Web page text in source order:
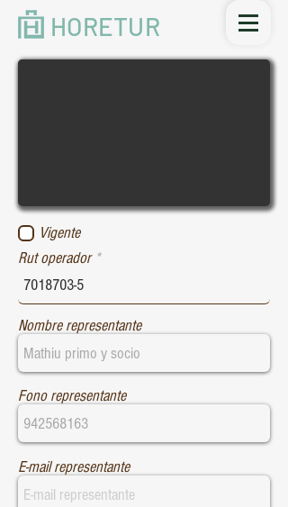
HORETUR
Vigente
Rut operador
Nombre representante
Fono representante
E-mail representante